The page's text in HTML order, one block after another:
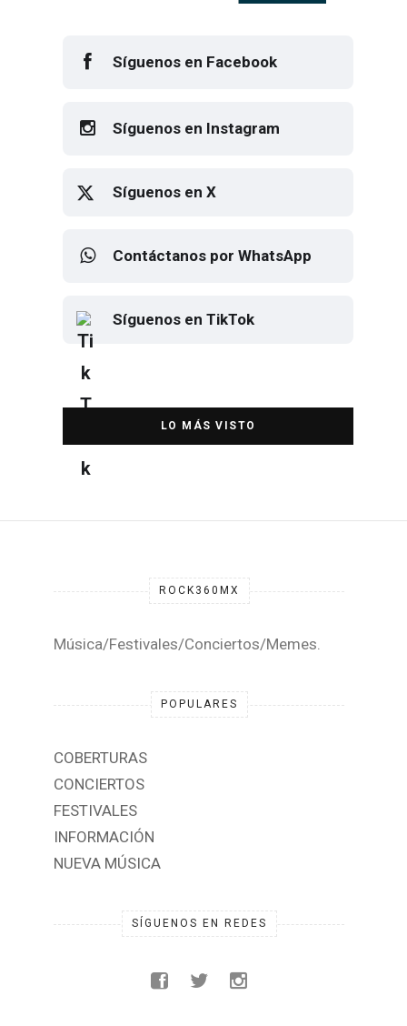
Síguenos en Facebook
Síguenos en Instagram
Síguenos en X
Contáctanos por WhatsApp
Síguenos en TikTok
DESTACADA
Elton John regresa a CDMX para
despedirse en el Estadio Banorte
ROCK360MX
Música/Festivales/Conciertos/Memes.
POPULARES
COBERTURAS
CONCIERTOS
FESTIVALES
INFORMACIÓN
NUEVA MÚSICA
SÍGUENOS EN REDES